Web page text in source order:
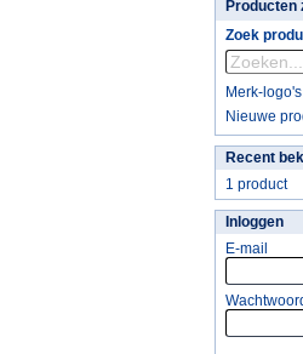
Producten
Zoek
Merk-logo's
Nieuwe
Recent
1 product
Inloggen
E-mail